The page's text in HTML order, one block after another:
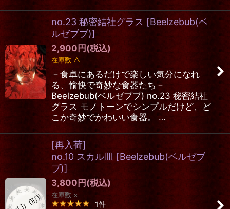
no.23 秘密結社グラス [Beelzebub(ベ
ルゼブブ)]
2,900円(税込)
在庫数 △
－食卓にあるだけで楽しい気分になれ
る、愉快で奇妙な食器たち－
Beelzebub(ベルゼブブ) no.23 秘密結社
グラス モノトーンでシンプルだけど、ど
こか奇妙でかわいい食器。 …
[再入荷]
no.10 スカル皿 [Beelzebub(ベルゼブ
ブ)]
3,800円(税込)
在庫数 ×
1件